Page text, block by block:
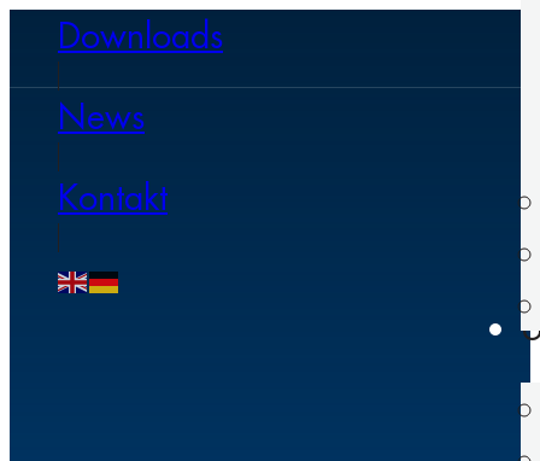
Downloads
News
Kontakt